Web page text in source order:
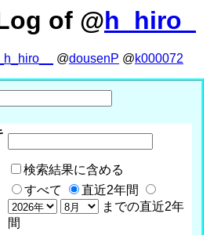
of @h_hiro_
@dousenP @k000072
検索結果に含める
すべて
直近2年間
までの直近2年
間